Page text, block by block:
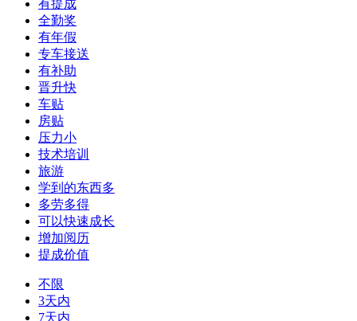
有提成
全勤奖
有年假
专车接送
有补助
晋升快
车贴
房贴
压力小
技术培训
旅游
学到的东西多
多劳多得
可以快速成长
增加阅历
提成价值
不限
3天内
7天内